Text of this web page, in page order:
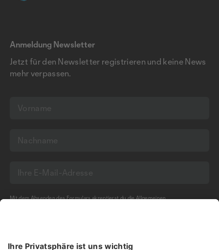
Anmeldung Newsletter
Jetzt für den Newsletter registrieren und keine News
mehr verpassen.
Mit dem Absenden des Formulars akzeptierst du dieAllgemeinen